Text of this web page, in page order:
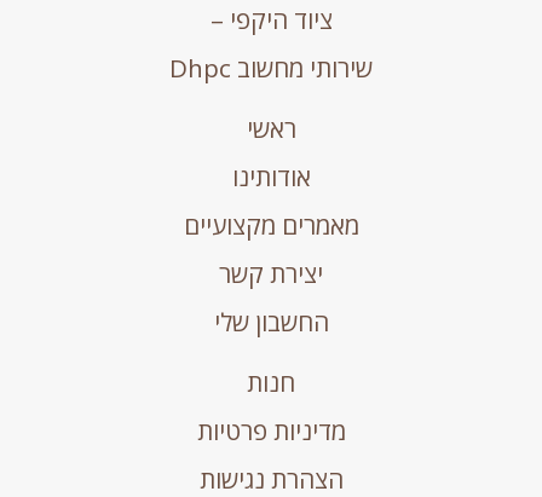
ציוד היקפי –
שירותי מחשוב Dhpc
ראשי
אודותינו
מאמרים מקצועיים
יצירת קשר
החשבון שלי
חנות
מדיניות פרטיות
הצהרת נגישות